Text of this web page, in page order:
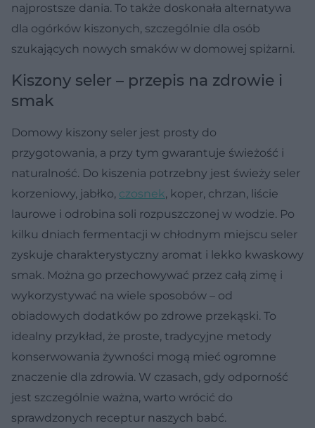
najprostsze dania. To także doskonała alternatywa
dla ogórków kiszonych, szczególnie dla osób
szukających nowych smaków w domowej spiżarni.
Kiszony seler – przepis na zdrowie i
smak
Domowy kiszony seler jest prosty do
przygotowania, a przy tym gwarantuje świeżość i
naturalność. Do kiszenia potrzebny jest świeży seler
korzeniowy, jabłko, czosnek, koper, chrzan, liście
laurowe i odrobina soli rozpuszczonej w wodzie. Po
kilku dniach fermentacji w chłodnym miejscu seler
zyskuje charakterystyczny aromat i lekko kwaskowy
smak. Można go przechowywać przez całą zimę i
wykorzystywać na wiele sposobów – od
obiadowych dodatków po zdrowe przekąski. To
idealny przykład, że proste, tradycyjne metody
konserwowania żywności mogą mieć ogromne
znaczenie dla zdrowia. W czasach, gdy odporność
jest szczególnie ważna, warto wrócić do
sprawdzonych receptur naszych babć.